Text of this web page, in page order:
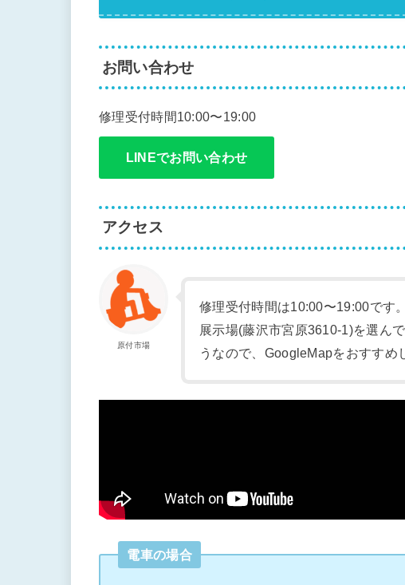
お問い合わせ
修理受付時間10:00〜19:00
LINEでお問い合わせ
アクセス
原付市場
修理受付時間は10:00〜19:00です
展示場(藤沢市宮原3610-1)を選ん
うなので、GoogleMapをおすすめ
電車の場合